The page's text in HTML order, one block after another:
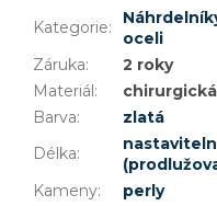
Kategorie:
oceli
Záruka:
2 roky
Materiál :
chirurgická
Barva:
zlatá
Délka:
Kameny:
perly